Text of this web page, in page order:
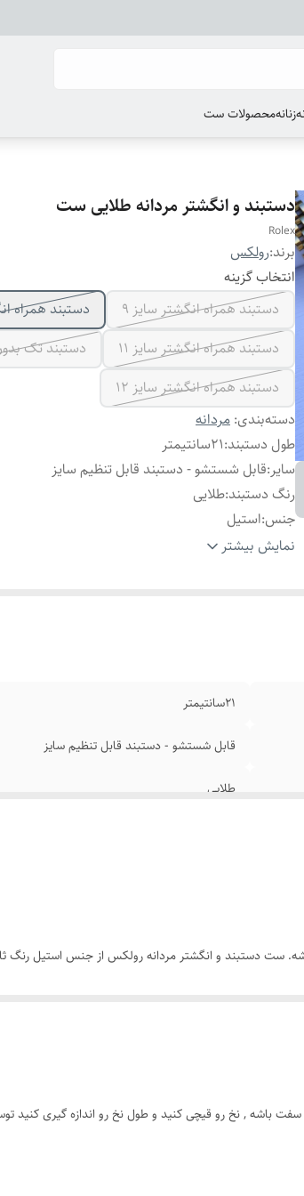
زنانهمحصولات ست
دستبند و انگشتر مردانه طلایی ست
Rolex
برند:رولکس
انتخاب گزینه
دستبند همراه انگشتر سایز ۹
دستبند همراه
دستبند همراه انگشتر سایز ۱۱
دستبند تک
دستبند همراه انگشتر سایز ۱۲
دسته‌بندی: مردانه
طول دستبند:۲1سانتیمتر
سایر:قابل شستشو - دستبند قابل تنظیم سایز
رنگ دستبند:طلایی
جنس:استیل
دوام:رنگ ثابت
نمایش بیشتر
۲1سانتیمتر
قابل شستشو - دستبند قابل تنظیم سایز
طلایی
ست دستبند و انگشتر مردانه رولکس از جنس استیل رنگ
قرار دوستانه، همیشه یه قدم از بقیه جلوتری.
درخششی که همیشه ماندگاره.
باشه , نخ رو قیچی کنید و طول نخ رو اندازه گیری کنید